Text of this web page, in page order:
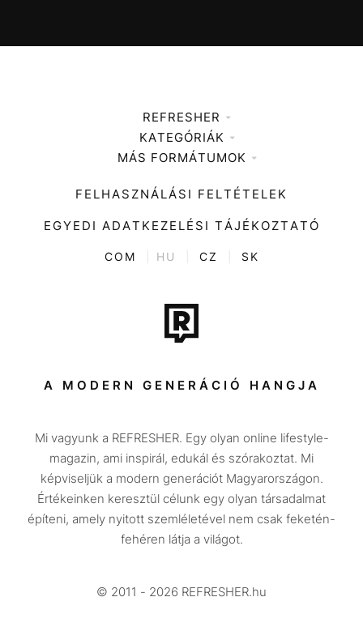
REFRESHER
Médiaajánlat
KATEGÓRIÁK
Zene
Divat
Kultúra
ENTR
Tech-Tudomány
Sport
Társadalom
Utazás
Életmód
Design
Beszélgetések
Videó
MÁS FORMÁTUMOK
FELHASZNÁLÁSI FELTÉTELEK
EGYEDI ADATKEZELÉSI TÁJÉKOZTATÓ
COM HU CZ SK
A MODERN GENERÁCIÓ HANGJA
Mi vagyunk a REFRESHER. Egy olyan online lifestyle-
magazin, ami inspirál, edukál és szórakoztat. Mi
képviseljük a modern generációt Magyarországon.
Értékeinken keresztül célunk egy olyan társadalmat
építeni, amely nyitott szemléletével nem csak feketén-
fehéren látja a világot.
© 2011 - 2026 REFRESHER.hu